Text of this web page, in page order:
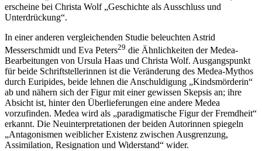
erscheine bei Christa Wolf „Geschichte als Ausschluss und
Unterdrückung“.
In einer anderen vergleichenden Studie beleuchten Astrid
Messerschmidt und Eva Peters29 die Ähnlichkeiten der Medea-
Bearbeitungen von Ursula Haas und Christa Wolf. Ausgangspunkt
für beide Schriftstellerinnen ist die Veränderung des Medea-Mythos
durch Euripides, beide lehnen die Anschuldigung „Kindsmörderin“
ab und nähern sich der Figur mit einer gewissen Skepsis an; ihre
Absicht ist, hinter den Überlieferungen eine andere Medea
vorzufinden. Medea wird als „paradigmatische Figur der Fremdheit“
erkannt. Die Neuinterpretationen der beiden Autorinnen spiegeln
„Antagonismen weiblicher Existenz zwischen Ausgrenzung,
Assimilation, Resignation und Widerstand“ wider.